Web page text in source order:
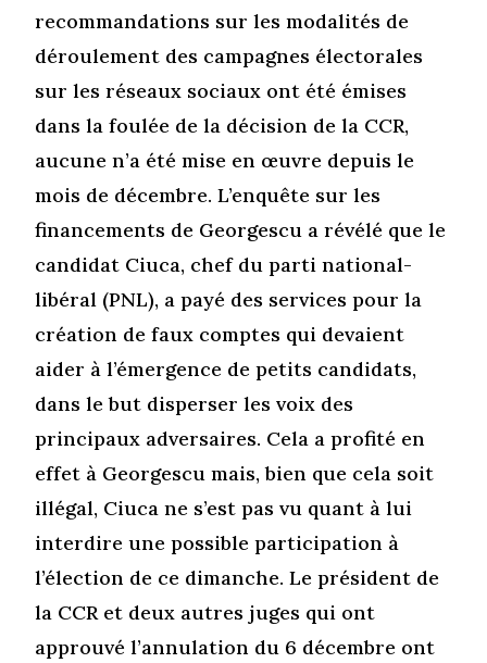
recommandations sur les modalités de
déroulement des campagnes électorales
sur les réseaux sociaux ont été émises
dans la foulée de la décision de la CCR,
aucune n’a été mise en œuvre depuis le
mois de décembre. L’enquête sur les
financements de Georgescu a révélé que le
candidat Ciuca, chef du parti national-
libéral (PNL), a payé des services pour la
création de faux comptes qui devaient
aider à l’émergence de petits candidats,
dans le but disperser les voix des
principaux adversaires. Cela a profité en
effet à Georgescu mais, bien que cela soit
illégal, Ciuca ne s’est pas vu quant à lui
interdire une possible participation à
l’élection de ce dimanche. Le président de
la CCR et deux autres juges qui ont
approuvé l’annulation du 6 décembre ont